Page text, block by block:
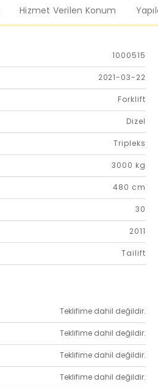
Hizmet Verilen Konum
1000515
2021-03-22
Forklift
Dizel
Tripleks
3000 kg
480 cm
30
2011
Tailift
Teklifime dahil değildir.
Teklifime dahil değildir.
Teklifime dahil değildir.
Teklifime dahil değildir.